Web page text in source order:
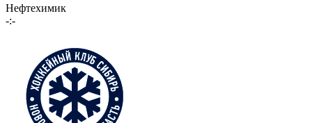
Нефтехимик
-:-